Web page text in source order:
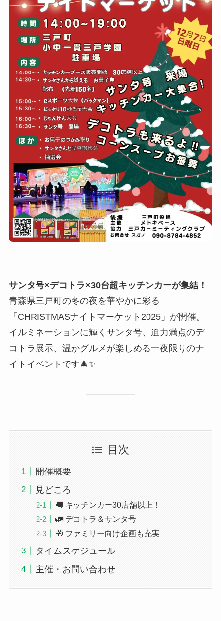
サンタ号×デコトラ×30台超キッチンカーが集結！
青森県三戸町の冬の夜を華やかに彩る
「CHRISTMASナイトマーケット2025」が開催。
イルミネーションに輝くサンタ号、迫力満点のデ
コトラ展示、温かグルメが楽しめる一夜限りのナ
イトイベントです🎄✨
目次
開催概要
見どころ
🚚 キッチンカー30店舗以上！
🚛 デコトラ＆サンタ号
🎁 ファミリー向け企画も充実
タイムスケジュール
主催・お問い合わせ